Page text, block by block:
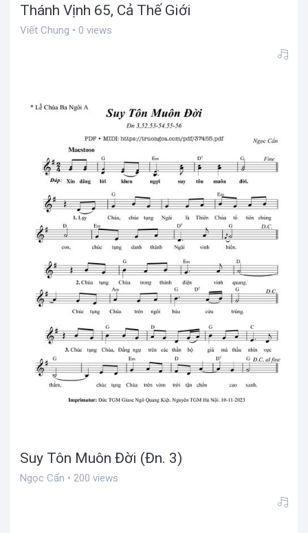
Thánh Vịnh 65, Cả Thế Giới
Viết Chung • 0 views
Suy Tôn Muôn Đời (Đn. 3)
Ngọc Cẩn • 200 views